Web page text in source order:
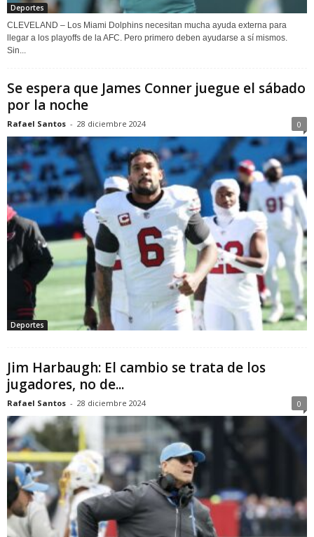
Deportes
CLEVELAND – Los Miami Dolphins necesitan mucha ayuda externa para
llegar a los playoffs de la AFC. Pero primero deben ayudarse a sí mismos.
Sin...
Se espera que James Conner juegue el sábado
por la noche
Rafael Santos - 28 diciembre 2024 0
Deportes
Jim Harbaugh: El cambio se trata de los
jugadores, no de...
Rafael Santos - 28 diciembre 2024 0